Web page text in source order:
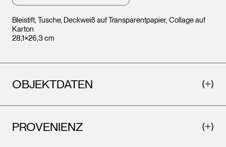
Bleistift, Tusche, Deckweiß auf Transparentpapier, Collage auf
Karton
28,1×26,3 cm
OBJEKTDATEN
PROVENIENZ